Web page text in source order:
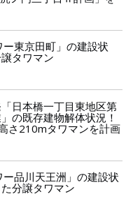
東京田町」の建設状
タワマン
日本橋一丁目東地区第
の既存建物解体状況！
さ210mタワマンを計画
品川天王洲」の建設状
分譲タワマン